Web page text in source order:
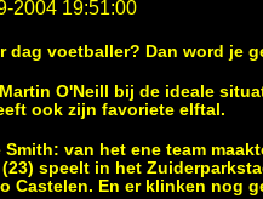
2004 19:51:00
dag voetballer? Dan word je
O'Neill bij de ideale
ook zijn favoriete elftal.
Smith: van het ene team
speelt in het
Castelen. En er klinken nog